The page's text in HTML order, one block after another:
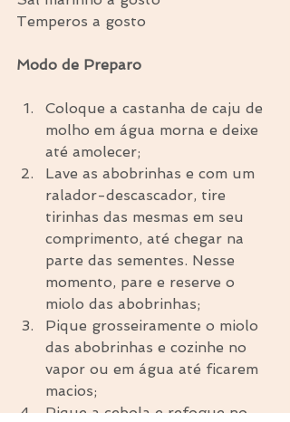
Temperos a gosto
Modo de Preparo
Coloque a castanha de caju de
molho em água morna e deixe
até amolecer;
Lave as abobrinhas e com um
ralador-descascador, tire
tirinhas das mesmas em seu
comprimento, até chegar na
parte das sementes. Nesse
momento, pare e reserve o
miolo das abobrinhas;
Pique grosseiramente o miolo
das abobrinhas e cozinhe no
vapor ou em água até ficarem
macios;
Pique a cebola e refogue no